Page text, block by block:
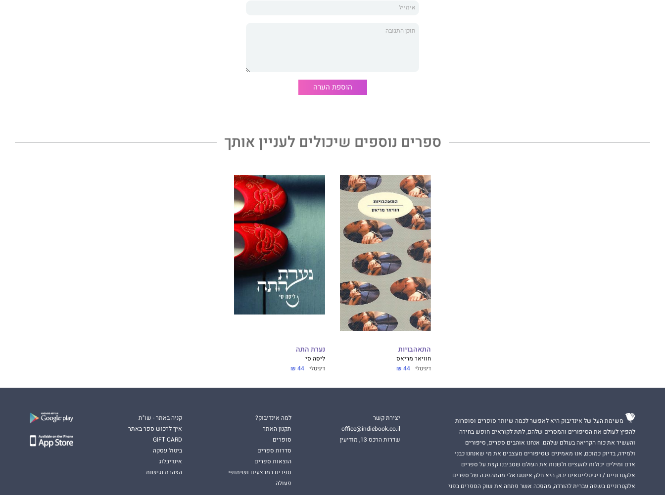
תחת אימת הכיבוש האכזרי מצפות השתיים למצוא נחמה זו אצל זו, אבל אירוע בלתי
הוספת הערה
ספרים נוספים שיכולים לעניין אותך
התאהבויות
חוויאר מריאס
דיגיטלי 44 ₪
נערת התה
ליסה סי
דיגיטלי 44 ₪
משימת העל של אינדיבוק היא לאפשר לכמה שיותר סופרים וסופרות
להפיץ לעולם את הסיפורים והמסרים שלהם, לתת לקוראים חופש בחירה
והעשיר את כוח הקריאה בעולם שלהם. אנחנו אוהבים ספרים, סיפורים
ולמידה, בדיוק כמוכם, אנו מאמינים שסיפורים מעצבים את מי שאנחנו כבני
אדם ומילים יכולות להעצים ולשנות את העולם שסביבנו.קצת על ספרים
אלקטרוניים / דיגיטלייםאינדיבוק היא חלק אינטגראלי מהמהפכה של ספרים
אלקטרוניים בשפה עברית להורדה, מהפכה אשר פתחה את שוק הספרים בפני
יצירת קשר
office@indiebook.co.il
שדרות הרכס 13, מודיעין
למה אינדיבוק?
תקנון האתר
סופרים
סדרות ספרים
הוצאות ספרים
ספרים במבצעים ושיתופי
פעולה
קניה באתר - שו"ת
איך לרכוש ספר באתר
GIFT CARD
ביטול עסקה
אינדיבלוג
הצהרת נגישות